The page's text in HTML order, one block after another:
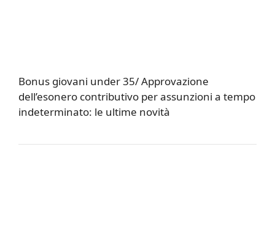
Bonus giovani under 35/ Approvazione
dell’esonero contributivo per assunzioni a tempo
indeterminato: le ultime novità